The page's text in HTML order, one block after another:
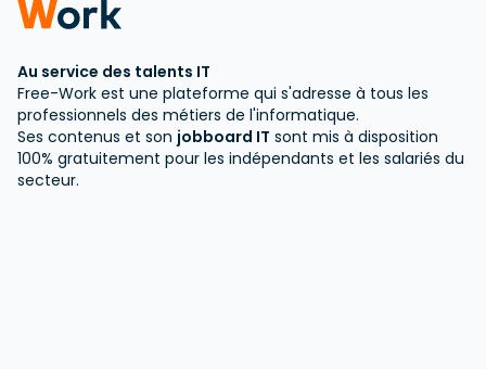
Au service des talents IT
Free-Work est une plateforme qui s'adresse à tous les
professionnels des métiers de l'informatique.
Ses contenus et son jobboard IT sont mis à disposition
100% gratuitement pour les indépendants et les salariés du
secteur.